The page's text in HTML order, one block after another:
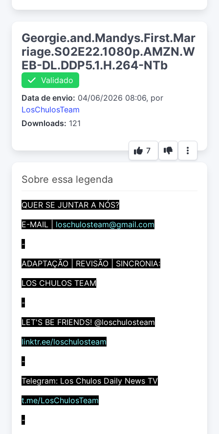
Georgie.and.Mandys.First.Mar
riage.S02E22.1080p.AMZN.W
EB-DL.DDP5.1.H.264-NTb
Validado
Data de envio: 04/06/2026 08:06, por
LosChulosTeam
Downloads: 121
7
Sobre essa legenda
QUER SE JUNTAR A NÓS?
E-MAIL |
loschulosteam@gmail.com
-
ADAPTAÇÃO | REVISÃO | SINCRONIA:
LOS CHULOS TEAM
-
LET'S BE FRIENDS! @loschulosteam
linktr.ee/loschulosteam
-
Telegram: Los Chulos Daily News TV
t.me/LosChulosTeam
-